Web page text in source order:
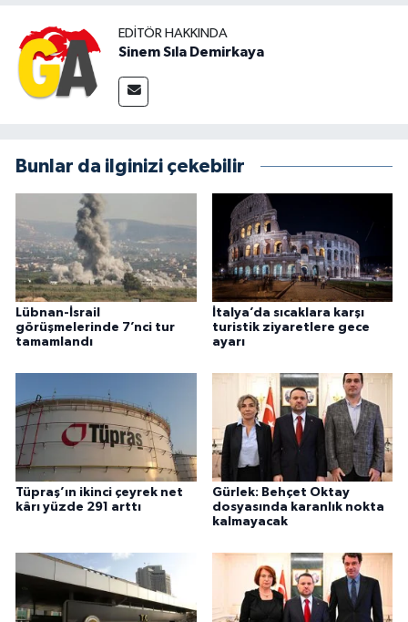
EDITÖR HAKKINDA
Sinem Sıla Demirkaya
Bunlar da ilginizi çekebilir
Lübnan-İsrail
görüşmelerinde 7’nci tur
tamamlandı
İtalya’da sıcaklara karşı
turistik ziyaretlere gece
ayarı
Tüpraş’ın ikinci çeyrek net
kârı yüzde 291 arttı
Gürlek: Behçet Oktay
dosyasında karanlık nokta
kalmayacak